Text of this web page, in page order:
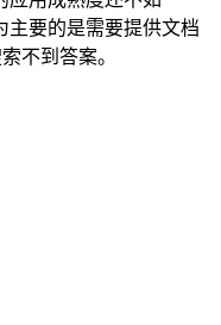
主要的是需要提供文档
不到答案。